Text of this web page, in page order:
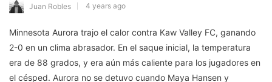
Juan Robles 4 years ago
Minnesota Aurora trajo el calor contra Kaw Valley FC, ganando
2-0 en un clima abrasador. En el saque inicial, la temperatura
era de 88 grados, y era aún más caliente para los jugadores en
el césped. Aurora no se detuvo cuando Maya Hansen y